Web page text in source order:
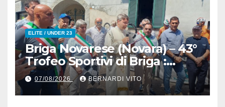
ELITE / UNDER 23
Briga Novarese (Novara) – 43°
Trofeo Sportivi di Briga :
Nicolò Arrighetti è ancora lui
il Re del Muro di San
Colombano
07/08/2026 BERNARDI VITO